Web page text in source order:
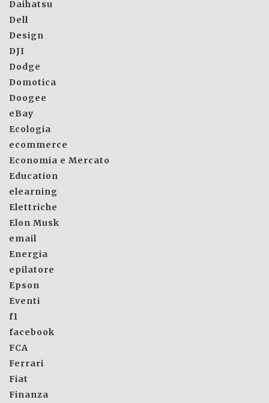
Daihatsu
Dell
Design
DJI
Dodge
Domotica
Doogee
eBay
Ecologia
ecommerce
Economia e Mercato
Education
elearning
Elettriche
Elon Musk
email
Energia
epilatore
Epson
Eventi
f1
facebook
FCA
Ferrari
Fiat
Finanza